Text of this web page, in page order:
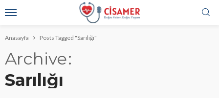
Anasayfa Posts Tagged "Sarılığı"
Archive
Sarılığı